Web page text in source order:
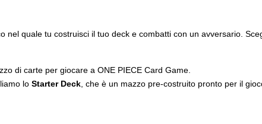
nel quale tu costruisci il tuo deck e combatti con un avversario.
di carte per giocare a ONE PIECE Card Game.
lo Starter Deck , che è un mazzo pre-costruito pronto per il